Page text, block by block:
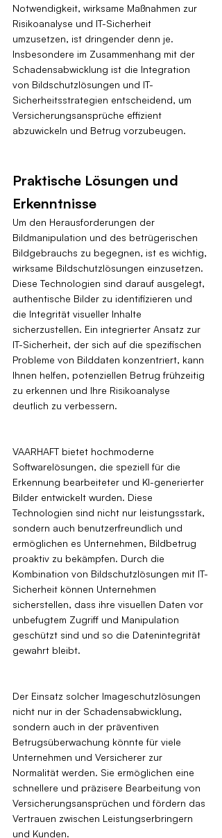
Notwendigkeit, wirksame Maßnahmen zur
Risikoanalyse und IT-Sicherheit
umzusetzen, ist dringender denn je.
Insbesondere im Zusammenhang mit der
Schadensabwicklung ist die Integration
von Bildschutzlösungen und IT-
Sicherheitsstrategien entscheidend, um
Versicherungsansprüche effizient
abzuwickeln und Betrug vorzubeugen.
Praktische Lösungen und
Erkenntnisse
Um den Herausforderungen der
Bildmanipulation und des betrügerischen
Bildgebrauchs zu begegnen, ist es wichtig,
wirksame Bildschutzlösungen einzusetzen.
Diese Technologien sind darauf ausgelegt,
authentische Bilder zu identifizieren und
die Integrität visueller Inhalte
sicherzustellen. Ein integrierter Ansatz zur
IT-Sicherheit, der sich auf die spezifischen
Probleme von Bilddaten konzentriert, kann
Ihnen helfen, potenziellen Betrug frühzeitig
zu erkennen und Ihre Risikoanalyse
deutlich zu verbessern.
VAARHAFT bietet hochmoderne
Softwarelösungen, die speziell für die
Erkennung bearbeiteter und KI-generierter
Bilder entwickelt wurden. Diese
Technologien sind nicht nur leistungsstark,
sondern auch benutzerfreundlich und
ermöglichen es Unternehmen, Bildbetrug
proaktiv zu bekämpfen. Durch die
Kombination von Bildschutzlösungen mit IT-
Sicherheit können Unternehmen
sicherstellen, dass ihre visuellen Daten vor
unbefugtem Zugriff und Manipulation
geschützt sind und so die Datenintegrität
gewahrt bleibt.
Der Einsatz solcher Imageschutzlösungen
nicht nur in der Schadensabwicklung,
sondern auch in der präventiven
Betrugsüberwachung könnte für viele
Unternehmen und Versicherer zur
Normalität werden. Sie ermöglichen eine
schnellere und präzisere Bearbeitung von
Versicherungsansprüchen und fördern das
Vertrauen zwischen Leistungserbringern
und Kunden.